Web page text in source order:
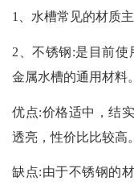
1、水槽常见的材质
2、不锈钢:是目前使
金属水槽的通用材料。
优点:价格适中，结
透亮，性价比比较高。
缺点:由于不锈钢的